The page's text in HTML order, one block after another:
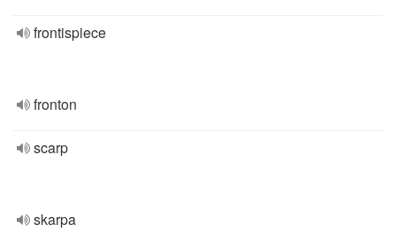
frontispiece
fronton
scarp
skarpa